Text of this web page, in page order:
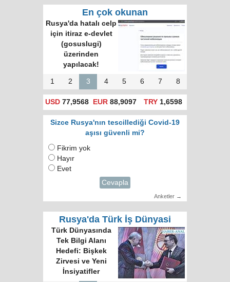
En çok okunan
Rusya'da hatalı celp
için itiraz e-devlet
(gosuslugi)
üzerinden
yapılacak!
1 2 3 4 5 6 7 8
USD 77,9568 EUR 88,9097 TRY1,6598
Sizce Rusya'nın tescillediği Covid-19
aşısı güvenli mi?
Fikrim yok
Hayır
Evet
Cevapla
Anketler →
Rusya'da Türk İş Dünyasi
Türk Dünyasında
Tek Bilgi Alanı
Hedefi: Bişkek
Zirvesi ve Yeni
İnsiyatifler